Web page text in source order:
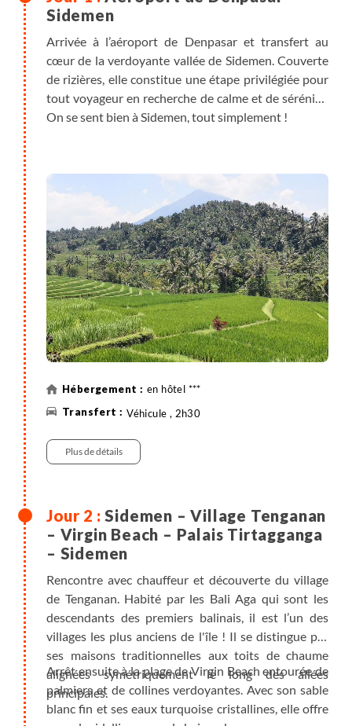
Sidemen
Arrivée à l’aéroport de Denpasar et transfert au
cœur de la verdoyante vallée de Sidemen. Couverte
de rizières, elle constitue une étape privilégiée pour
tout voyageur en recherche de calme et de sérénité.
On se sent bien à Sidemen, tout simplement !
en hôtel ***
Véhicule , 2h30
Plus de détails
Sidemen – Village Tenganan
– Virgin Beach – Palais Tirtagganga
– Sidemen
Rencontre avec chauffeur et découverte du village
de Tenganan. Habité par les Bali Aga qui sont les
descendants des premiers balinais, il est l’un des
villages les plus anciens de l'île ! Il se distingue par
ses maisons traditionnelles aux toits de chaume
alignées symétriquement le long des allées
principales.
Arrêt ensuite à la plage de Virgin Beach entourée de
palmiers et de collines verdoyantes. Avec son sable
blanc fin et ses eaux turquoise cristallines, elle offre